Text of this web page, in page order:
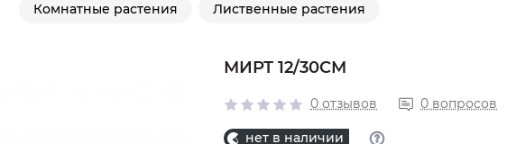
Комнатные растения Лиственные растения
МИРТ 12/30СМ
0 отзывов 0 вопросов
нет в наличии